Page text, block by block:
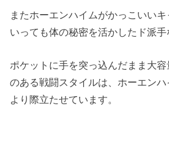
またホーエンハイムがかっこいい
いっても体の秘密を活かしたド派手
ポケットに手を突っ込んだまま大
のある戦闘スタイルは、ホーエン
より際立たせています。